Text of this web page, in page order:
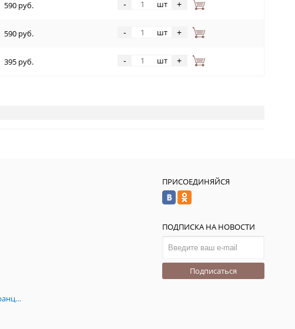
590 руб. - шт +
590 руб. - шт +
395 руб. - шт +
Школьные рюкзаки и ранцы, мешки для обуви
ПРИСОЕДИНЯЙСЯ
ПОДПИСКА НА НОВОСТИ
Подписаться